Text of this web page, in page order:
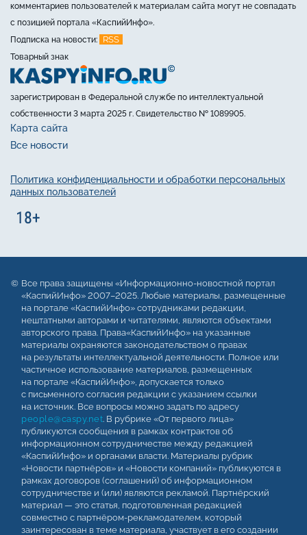
комментариев пользователей к материалам сайта могут не совпадать
с позицией портала «КаспийИнфо».
Подписка на новости:
RSS
Товарный знак
зарегистрирован в Федеральной службе по интеллектуальной
собственности 3 марта 2025 г. Свидетельство № 1089905.
Карта сайта
Все новости
Политика конфиденциальности и обработки персональных
данных пользователей
Все права защищены «Информационно-новостной портал
«КаспийИнфо» 2007–2025. Любые материалы, размещенные
на портале «КаспийИнфо» сотрудниками редакции,
нештатными авторами и читателями, являются объектами
авторского права. Права«КаспийИнфо» на указанные
материалы охраняются законодательством о правах
на результаты интеллектуальной деятельности. Полное или
частичное использование материалов, размещенных
на портале «КаспийИнфо», допускается только
с письменного согласия редакции с указанием ссылки
на источник. Все вопросы можно задать по адресу
people@caspy.net. В рубрике «От первого лица»
публикуются сообщения в рамках контрактов об
информационном сотрудничестве между редакцией
«КаспийИнфо» и органами власти. Материалы рубрик
«Новости партнёров» и «Новости компаний» публикуются в
рамках договоров (соглашений) об информационном
сотрудничестве и (или) являются рекламой. Партнёрский
материал — это статья, подготовленная редакцией
совместно с партнёром-рекламодателем, который
заинтересован в теме материала, участвует в его создании